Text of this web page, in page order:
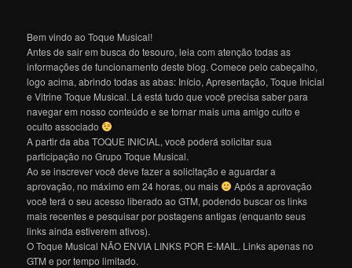
Bem vindo ao Toque Musical!
Antes de sair em busca do tesouro, leia com atenção todas as
informações de funcionamento deste blog. Comece pelo cabeçalho,
logo acima, abrindo todas as abas: Início, Apresentação, Toque Inicial
e Vitrine Toque Musical. Lá está tudo que você precisa saber para
navegar em nosso conteúdo e se tornar mais uma amigo culto e
oculto associado
A partir da aba TOQUE INICIAL, você poderá solicitar sua
participação no Grupo Toque Musical.
Ao se inscrever você deve fazer a solicitação e aguardar a
aprovação, no máximo em 24 horas, ou mais
Após a aprovação
você terá o seu acesso liberado ao GTM, podendo buscar os links
mais recentes e pesquisar por postagens antigas (enquanto seus
links ainda estiverem ativos).
O Toque Musical NÃO ENVIA LINKS POR E-MAIL. Links apenas no
GTM e por tempo limitado.